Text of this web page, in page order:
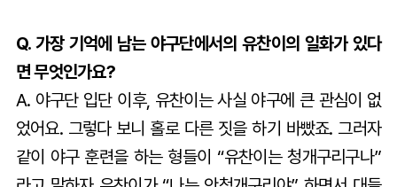
Q. 가장 기억에 남는 야구단에서의 유찬이의 일화가 있다
면 무엇인가요?
A. 야구단 입단 이후, 유찬이는 사실 야구에 큰 관심이 없
었어요. 그렇다 보니 홀로 다른 짓을 하기 바빴죠. 그러자
같이 야구 훈련을 하는 형들이 “유찬이는 청개구리구나”